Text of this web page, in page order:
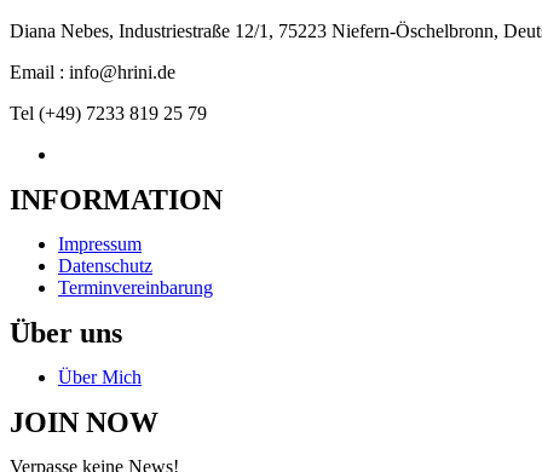
Diana Nebes, Industriestraße 12/1, 75223 Niefern-Öschelbronn,
Email : info@hrini.de
Tel (+49) 7233 819 25 79
INFORMATION
Impressum
Datenschutz
Terminvereinbarung
Über uns
Über Mich
JOIN NOW
Verpasse keine News!